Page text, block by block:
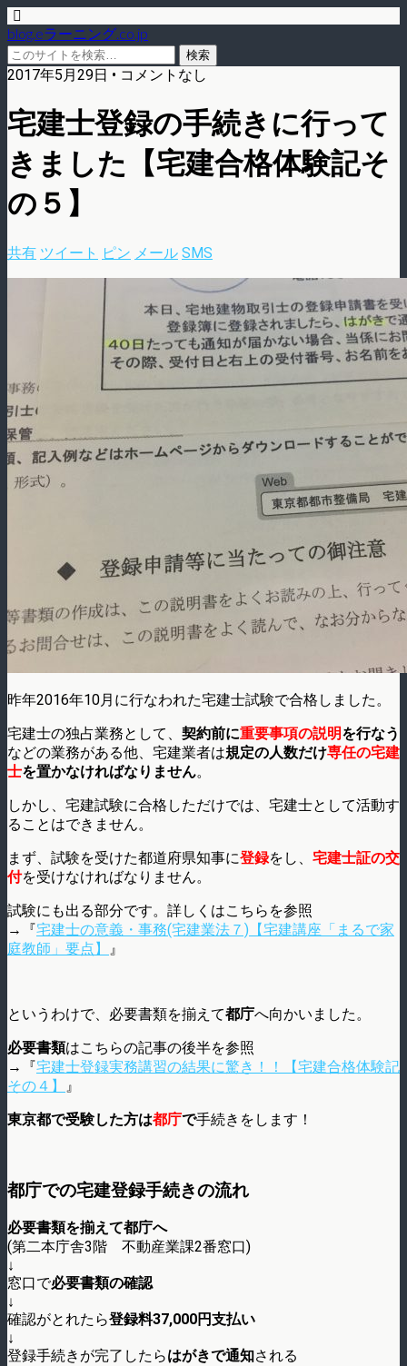
blog.eラーニング.co.jp
2017年5月29日 • コメントなし
宅建士登録の手続きに行って
きました【宅建合格体験記そ
の５】
共有 ツイート ピン メール SMS
昨年2016年10月に行なわれた宅建士試験で合格しました。
宅建士の独占業務として、 契約前に重要事項の説明を行なう
などの業務がある他、宅建業者は規定の人数だけ専任の宅建
士を置かなければなりません。
しかし、宅建試験に合格しただけでは、宅建士として活動す
ることはできません。
まず、試験を受けた都道府県知事に登録をし、 宅建士証の交
付を受けなければなりません。
試験にも出る部分です。詳しくはこちらを参照
→『宅建士の意義・事務(宅建業法７)【宅建講座「まるで家
庭教師」要点】
』
というわけで、必要書類を揃えて都庁へ向かいました。
必要書類はこちらの記事の後半を参照
→『宅建士登録実務講習の結果に驚き！！【宅建合格体験記
その４】
』
東京都で受験した方は都庁で手続きをします！
都庁での宅建登録手続きの流れ
必要書類を揃えて都庁へ
(第二本庁舎3階 不動産業課2番窓口)
↓
窓口で必要書類の確認
↓
確認がとれたら登録料37,000円支払い
↓
登録手続きが完了したらはがきで通知される